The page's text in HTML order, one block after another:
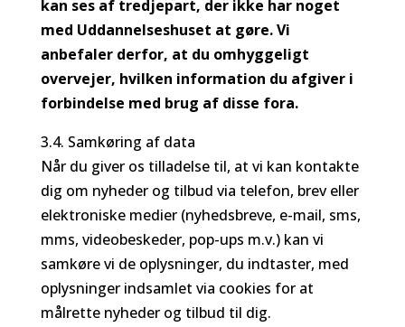
kan ses af tredjepart, der ikke har noget
med Uddannelseshuset at gøre. Vi
anbefaler derfor, at du omhyggeligt
overvejer, hvilken information du afgiver i
forbindelse med brug af disse fora.
3.4. Samkøring af data
Når du giver os tilladelse til, at vi kan kontakte
dig om nyheder og tilbud via telefon, brev eller
elektroniske medier (nyhedsbreve, e-mail, sms,
mms, videobeskeder, pop-ups m.v.) kan vi
samkøre vi de oplysninger, du indtaster, med
oplysninger indsamlet via cookies for at
målrette nyheder og tilbud til dig.